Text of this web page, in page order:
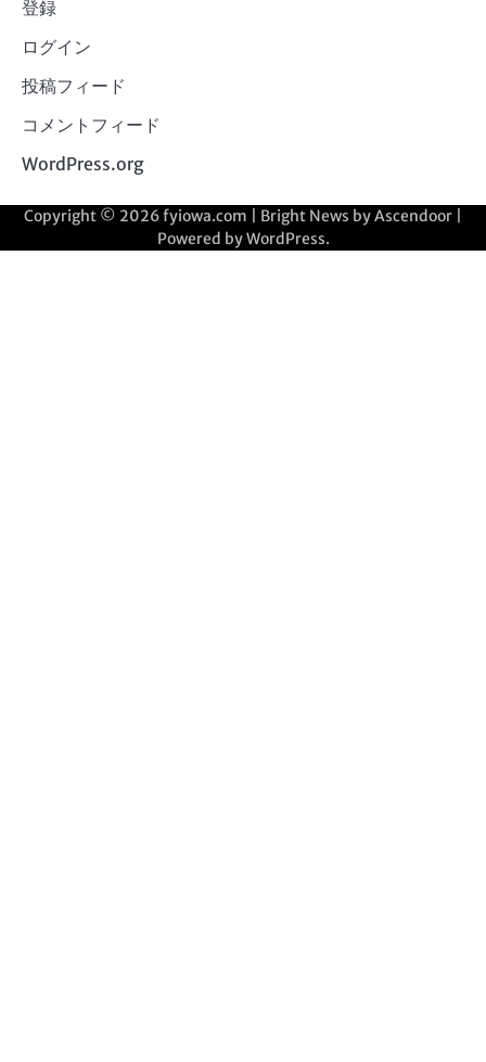
登録
ログイン
投稿フィード
コメントフィード
WordPress.org
Copyright © 2026fyiowa.com | Bright News byAscendoor
Powered byWordPress.